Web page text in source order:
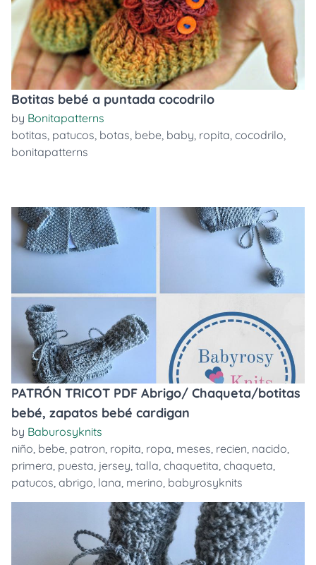
Botitas bebé a puntada cocodrilo
by Bonitapatterns
botitas, patucos, botas, bebe, baby, ropita, cocodrilo,
bonitapatterns
PATRÓN TRICOT PDF Abrigo/ Chaqueta/botitas
bebé, zapatos bebé cardigan
by Baburosyknits
niño, bebe, patron, ropita, ropa, meses, recien, nacido,
primera, puesta, jersey, talla, chaquetita, chaqueta,
patucos, abrigo, lana, merino, babyrosyknits